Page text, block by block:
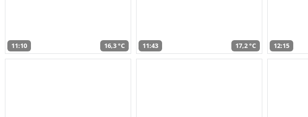
11:10 16,3 °C 11:43 17,2 °C 12:15